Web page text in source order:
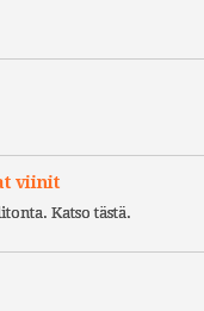
viinit
Katso tästä.